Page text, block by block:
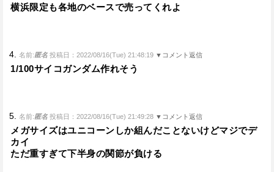
横浜限定も各地のベースで売ってくれよ
4. 名前:匿名 投稿日：2022/08/16(Tue) 21:48:19 ▼コメント返信
1/100サイコガンダム作れそう
5. 名前:匿名 投稿日：2022/08/16(Tue) 21:49:28 ▼コメント返信
メガサイズはユニコーンしか組んだことないけどマジでデ
カイ
ただ重すぎて下半身の関節が負ける